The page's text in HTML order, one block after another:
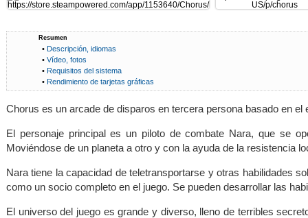
Resumen
•Descripción, idiomas
•Vídeo, fotos
•Requisitos del sistema
•Rendimiento de tarjetas gráficas
Chorus es un arcade de disparos en tercera persona basado en el
El personaje principal es un piloto de combate Nara, que se
Moviéndose de un planeta a otro y con la ayuda de la resistencia
Nara tiene la capacidad de teletransportarse y otras habilidades
como un socio completo en el juego. Se pueden desarrollar las
El universo del juego es grande y diverso, lleno de terribles